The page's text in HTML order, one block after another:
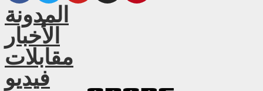
المدونة
الأخبار
مقابلات
فيديو